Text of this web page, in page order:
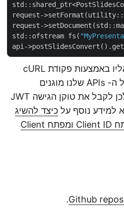
request-
request-
std::ofstream fs(
API הענן ניתן גם לגשת אליו באמצעות פקודת cURL
דרך הטרמינל. עם זאת, כל ה- APIs שלנו מוגנים
בסיסמה, لذا עליך קודם לכן לקבל את טוקן הגישה JWT
למידע נוסף עלכיצד להשיג
טוקן JWT באמצעות מפתח Client ID ומפתח Client
Github
.